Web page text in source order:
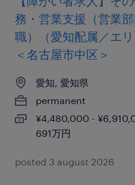
務・営業支援（営業
職）（愛知配属／エリ
＜名古屋市中区＞
愛知, 愛知県
permanent
¥4,480,000 -
691万円
posted 3 august 2026